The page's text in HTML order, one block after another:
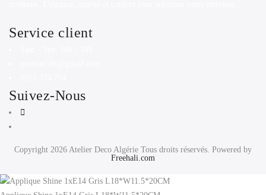
Service client
Suivez-Nous
Copyright 2026 Atelier Deco Algérie Tous droits réservés. Powered by
Freehali.com